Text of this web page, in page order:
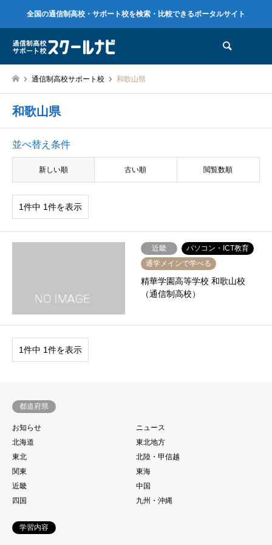
全国の通信制高校・サポート校を検索・比較できるポータルサイト
通信制高校サポート校 和歌山県
和歌山県
並べ替え条件
新しい順 古い順 閲覧数順
1件中 1件を表示
近畿
パソコン・ICT教育
通学メインで学べる
精華学園高等学校 和歌山校
（通信制高校）
1件中 1件を表示
都道府県
お知らせ
ニュース
北海道
東北地方
東北
北陸・甲信越
関東
東海
近畿
中国
四国
九州・沖縄
学習内容